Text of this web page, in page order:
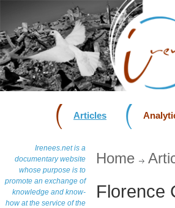
Articles
Irenees.net is a
documentary website
whose purpose is to
promote an exchange of
knowledge and know-
how at the service of the
Home
Florence